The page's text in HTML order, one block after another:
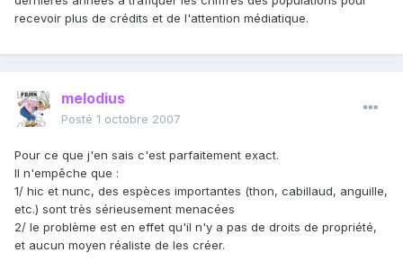
recevoir plus de crédits et de l'attention médiatique.
melodius
Posté 1 octobre 2007
Pour ce que j'en sais c'est parfaitement exact.
Il n'empêche que :
1/ hic et nunc, des espèces importantes (thon, cabillaud, anguille,
etc.) sont très sérieusement menacées
2/ le problème est en effet qu'il n'y a pas de droits de propriété,
et aucun moyen réaliste de les créer.